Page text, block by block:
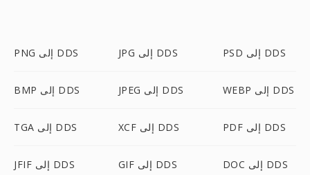
PNG إلى DDS JPG إلى DDS PSD إلى DDS
BMP إلى DDS JPEG إلى DDS WEBP إلى DDS
TGA إلى DDS XCF إلى DDS PDF إلى DDS
JFIF إلى DDS GIF إلى DDS DOC إلى DDS